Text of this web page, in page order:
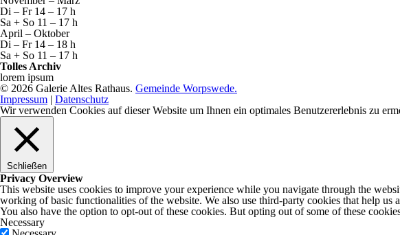
Di – Fr 14 – 17 h
Sa + So 11 – 17 h
April – Oktober
Di – Fr 14 – 18 h
Sa + So 11 – 17 h
Tolles Archiv
lorem ipsum
© 2026 Galerie Altes Rathaus. Gemeinde Worpswede.
Impressum | Datenschutz
Wir verwenden Cookies auf dieser Website um Ihnen ein optimales Benutzererlebnis zu
Schließen
Privacy Overview
This website uses cookies to improve your experience while you navigate through the
working of basic functionalities of the website. We also use third-party cookies that help
You also have the option to opt-out of these cookies. But opting out of some of these
Necessary